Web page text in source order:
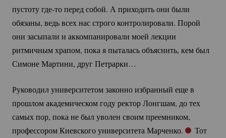
пустотугде-топеред собой. А приходить они были
обязаны, ведь всех нас строго контролировали. Порой
они засыпали и аккомпанировали моей лекции
ритмичным храпом, пока я пыталась объяснить, кем был
Симоне Мартини, друг Петрарки…
Руководил университетом законно избранный еще в
прошлом академическом году ректор Лонгшам, до тех
самых пор, пока не был уволен своим преемником,
профессором Киевского университета Марченко.
Тот